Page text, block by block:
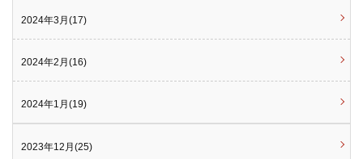
2024年3月(17)
2024年2月(16)
2024年1月(19)
2023年12月(25)